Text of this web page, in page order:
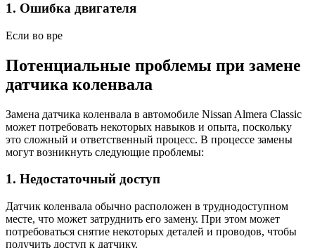
1. Ошибка двигателя
Если во вре
Потенциальные проблемы при замене
датчика коленвала
Замена датчика коленвала в автомобиле Nissan Almera Classic
может потребовать некоторых навыков и опыта, поскольку
это сложный и ответственный процесс. В процессе замены
могут возникнуть следующие проблемы:
1. Недостаточный доступ
Датчик коленвала обычно расположен в труднодоступном
месте, что может затруднить его замену. При этом может
потребоваться снятие некоторых деталей и проводов, чтобы
получить доступ к датчику.